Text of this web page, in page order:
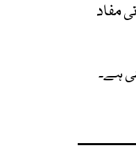
مفاد
ہے۔